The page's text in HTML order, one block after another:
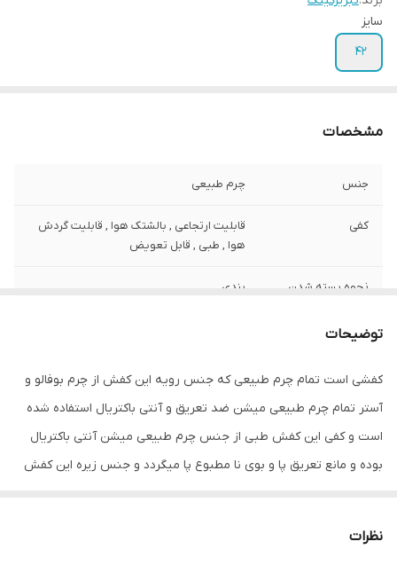
سایز
۴۲
مشخصات
جنس چرم طبیعی
کفی
قابلیت ارتجاعی , بالشتک هوا , قابلیت گردش
هوا , طبی , قابل تعویض
نحوه بسته شدن
بندی
سایش
جزئیات
ظاهری شیک و بروز با استایل اسپورت و سبک
پول بیر قابل ست با انواع شلوار های جین و
کتان و پارچه ای اسپورت مناسب استفاده
نگهداری
توضیحات
کفشی است تمام چرم طبیعی که جنس رویه این کفش از چرم بوفالو و
آستر تمام چرم طبیعی میشن ضد تعریق و آنتی باکتریال استفاده شده
است و کفی این کفش طبی از جنس چرم طبیعی میشن آنتی باکتریال
بوده و مانع تعریق پا و بوی نا مطبوع پا میگردد و جنس زیره این کفش
نظرات